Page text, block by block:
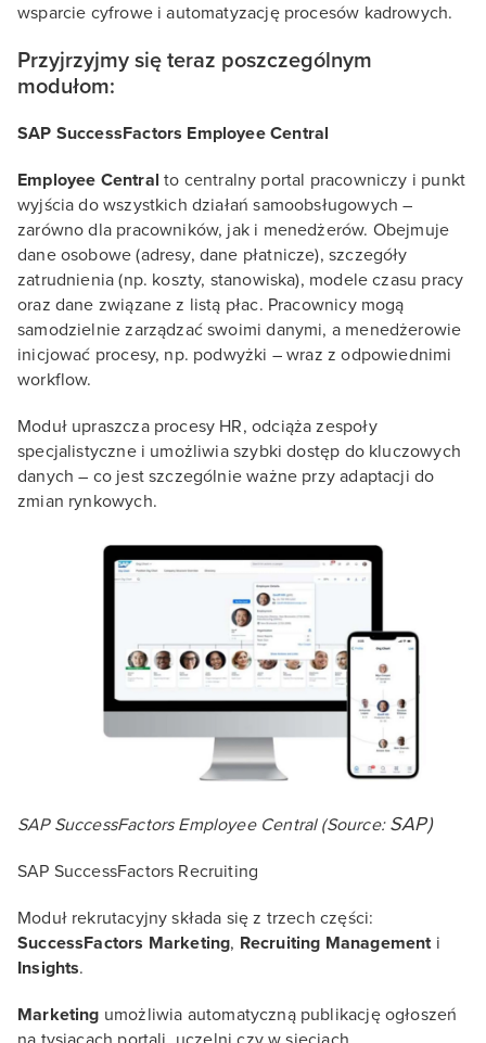
wsparcie cyfrowe i automatyzację procesów kadrowych.
Przyjrzyjmy się teraz poszczególnym
modułom:
SAP SuccessFactors Employee Central
Employee Central to centralny portal pracowniczy i punkt
wyjścia do wszystkich działań samoobsługowych –
zarówno dla pracowników, jak i menedżerów. Obejmuje
dane osobowe (adresy, dane płatnicze), szczegóły
zatrudnienia (np. koszty, stanowiska), modele czasu pracy
oraz dane związane z listą płac. Pracownicy mogą
samodzielnie zarządzać swoimi danymi, a menedżerowie
inicjować procesy, np. podwyżki – wraz z odpowiednimi
workflow.
Moduł upraszcza procesy HR, odciąża zespoły
specjalistyczne i umożliwia szybki dostęp do kluczowych
danych – co jest szczególnie ważne przy adaptacji do
zmian rynkowych.
SAP SuccessFactors Employee Central (Source: SAP)
SAP SuccessFactors Recruiting
Moduł rekrutacyjny składa się z trzech części:
SuccessFactors Marketing, Recruiting Managementi
Insights.
Marketing umożliwia automatyczną publikację ogłoszeń